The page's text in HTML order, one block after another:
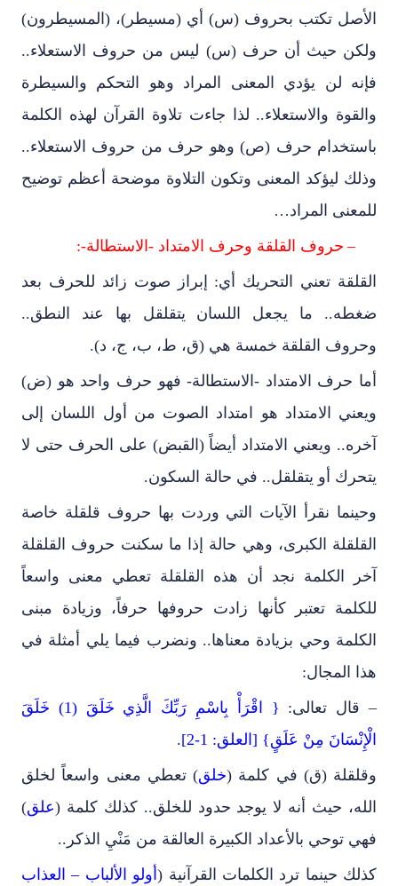
الأصل تكتب بحروف (س) أي (مسيطر)، (المسيطرون)
ولكن حيث أن حرف (س) ليس من حروف الاستعلاء..
فإنه لن يؤدي المعنى المراد وهو التحكم والسيطرة
والقوة والاستعلاء.. لذا جاءت تلاوة القرآن لهذه الكلمة
باستخدام حرف (ص) وهو حرف من حروف الاستعلاء..
وذلك ليؤكد المعنى وتكون التلاوة موضحة أعظم توضيح
للمعنى المراد…
– حروف القلقة وحرف الامتداد -الاستطالة-:
القلقة تعني التحريك أي: إبراز صوت زائد للحرف بعد
ضغطه.. ما يجعل اللسان يتقلقل بها عند النطق..
وحروف القلقة خمسة هي (ق، ط، ب، ج، د).
أما حرف الامتداد -الاستطالة- فهو حرف واحد هو (ض)
ويعني الامتداد هو امتداد الصوت من أول اللسان إلى
آخره.. ويعني الامتداد أيضاً (القبض) على الحرف حتى لا
يتحرك أو يتقلقل.. في حالة السكون.
وحينما نقرأ الآيات التي وردت بها حروف قلقلة خاصة
القلقلة الكبرى، وهي حالة إذا ما سكنت حروف القلقلة
آخر الكلمة نجد أن هذه القلقلة تعطي معنى واسعاً
للكلمة تعتبر كأنها زادت حروفها حرفاً، وزيادة مبنى
الكلمة وحي بزيادة معناها.. ونضرب فيما يلي أمثلة في
هذا المجال:
– قال تعالى:
{ اقْرَأْ بِاسْمِ رَبِّكَ الَّذِي خَلَقَ (1) خَلَقَ
الْإِنْسَانَ مِنْ عَلَقٍ} [العلق: 1-2]
.
وقلقلة (ق) في كلمة (خلق) تعطي معنى واسعاً لخلق
الله، حيث أنه لا يوجد حدود للخلق.. كذلك كلمة (علق)
فهي توحي بالأعداد الكبيرة العالقة من مَنْيِ الذكر..
كذلك حينما ترد الكلمات القرآنية (أولو الألباب – العذاب